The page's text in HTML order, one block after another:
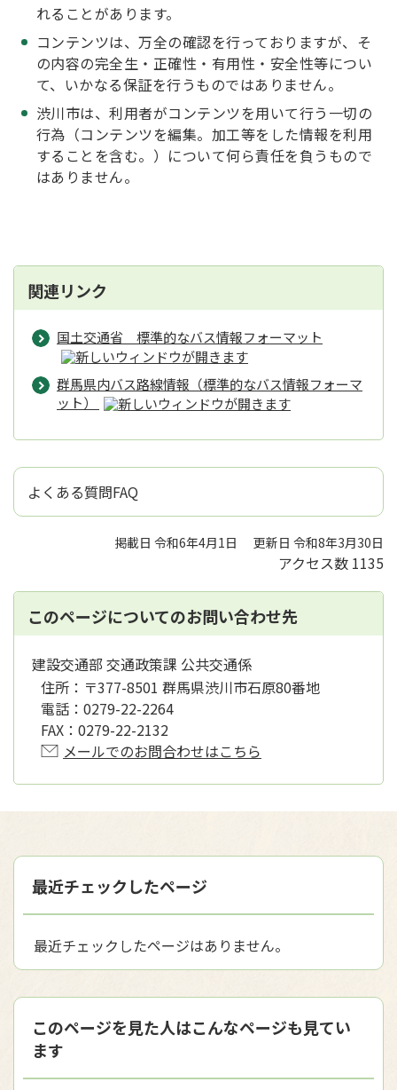
れることがあります。
コンテンツは、万全の確認を行っておりますが、そ
の内容の完全生・正確性・有用性・安全性等につい
て、いかなる保証を行うものではありません。
渋川市は、利用者がコンテンツを用いて行う一切の
行為（コンテンツを編集。加工等をした情報を利用
することを含む。）について何ら責任を負うもので
はありません。
関連リンク
国土交通省 標準的なバス情報フォーマット
群馬県内バス路線情報（標準的なバス情報フォーマ
ット）
よくある質問FAQ
掲載日 令和6年4月1日 更新日 令和8年3月30日
アクセス数 1135
このページについてのお問い合わせ先
建設交通部 交通政策課 公共交通係
住所： 〒377-8501 群馬県渋川市石原80番地
電話： 0279-22-2264
FAX： 0279-22-2132
メールでのお問合わせはこちら
最近チェックしたページ
最近チェックしたページはありません。
このページを見た人はこんなページも見てい
ます